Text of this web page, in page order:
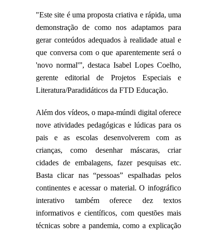
"Este site é uma proposta criativa e rápida, uma
demonstração de como nos adaptamos para
gerar conteúdos adequados à realidade atual e
que conversa com o que aparentemente será o
'novo normal'”, destaca Isabel Lopes Coelho,
gerente editorial de Projetos Especiais e
Literatura/Paradidáticos da FTD Educação.
Além dos vídeos, o mapa-múndi digital oferece
nove atividades pedagógicas e lúdicas para os
pais e as escolas desenvolverem com as
crianças, como desenhar máscaras, criar
cidades de embalagens, fazer pesquisas etc.
Basta clicar nas “pessoas” espalhadas pelos
continentes e acessar o material. O infográfico
interativo também oferece dez textos
informativos e científicos, com questões mais
técnicas sobre a pandemia, como a explicação